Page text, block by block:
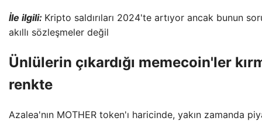
İle ilgili: Kripto saldırıları 2024'te artıyor ancak bunun
akıllı sözleşmeler değil
Ünlülerin çıkardığı memecoin'ler
renkte
Azalea'nın MOTHER token'ı haricinde, yakın zamanda